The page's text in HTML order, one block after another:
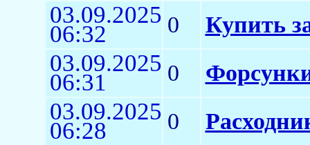
03.09.2025
06:32 0 Купить
03.09.2025
06:31 0
03.09.2025
06:28 0